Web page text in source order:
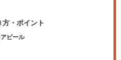
方・ポイント
ピール